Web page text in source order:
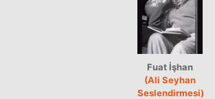
Fuat İşhan
(Ali Seyhan
Seslendirmesi)